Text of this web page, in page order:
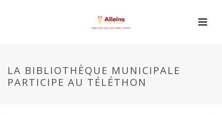
LA BIBLIOTHÈQUE MUNICIPALE
PARTICIPE AU TÉLÉTHON